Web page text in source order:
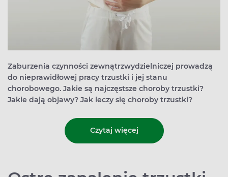
Zaburzenia czynności zewnątrzwydzielniczej prowadzą
do nieprawidłowej pracy trzustki i jej stanu
chorobowego. Jakie są najczęstsze choroby trzustki?
Jakie dają objawy? Jak leczy się choroby trzustki?
Czytaj więcej